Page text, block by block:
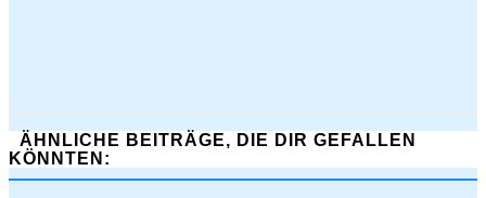
ÄHNLICHE BEITRÄGE, DIE DIR GEFALLEN
KÖNNTEN: